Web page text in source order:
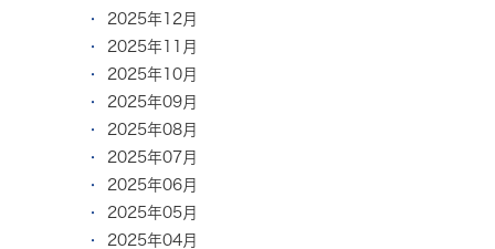
2025年12月
2025年11月
2025年10月
2025年09月
2025年08月
2025年07月
2025年06月
2025年05月
2025年04月